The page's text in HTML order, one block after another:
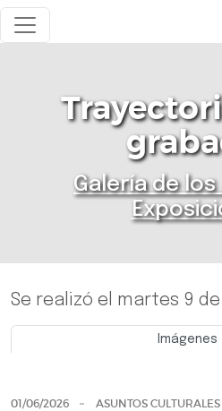
Galería de
Se realizó el martes 9
Imágenes
01/06/2026 ASUNTOS CULTURALES